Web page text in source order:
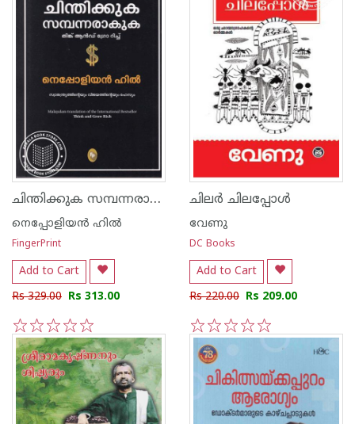
ചിന്തിക്കുക സമ്പന്നരാകുക
നെപ്പോളിയൻ ഹിൽ
FingerPrint
Add to Cart
Rs 329.00 Rs 313.00
5
4
3
2
1
ചിലർ ചിലപ്പോൾ
വേണു
DC Books
Add to Cart
Rs 220.00 Rs 209.00
5
4
3
2
1